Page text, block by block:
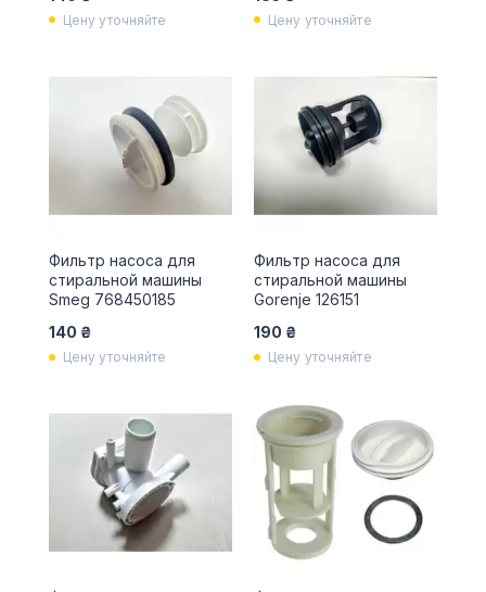
Цену уточняйте Цену уточняйте
Фильтр насоса для
стиральной машины
Smeg 768450185
140 ₴
Цену уточняйте
Фильтр насоса для
стиральной машины
Gorenje 126151
190 ₴
Цену уточняйте